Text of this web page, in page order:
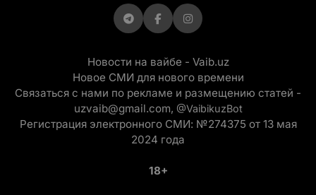
Новости на вайбе - Vaib.uz
Новое СМИ для нового времени
Связаться с нами по рекламе и размещению статей -
uzvaib@gmail.com, @VaibikuzBot
Регистрация электронного СМИ: №274375 от 13 мая
2024 года
18+